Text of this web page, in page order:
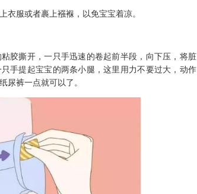
服或者裹上襁褓，以免宝宝着凉。
撕开，一只手迅速的卷起前半段，向下压，将脏
手提起宝宝的两条小腿，这里用力不要过大，动作
尿裤一点就可以了。